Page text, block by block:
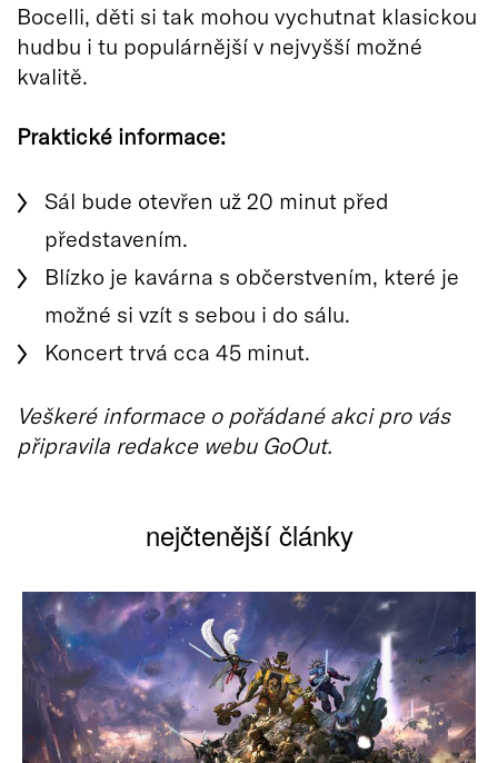
Bocelli, děti si tak mohou vychutnat klasickou
hudbu i tu populárnější v nejvyšší možné
kvalitě.
Praktické informace:
Sál bude otevřen už 20 minut před
představením.
Blízko je kavárna s občerstvením, které je
možné si vzít s sebou i do sálu.
Koncert trvá cca 45 minut.
Veškeré informace o pořádané akci pro vás
připravila redakce webu GoOut.
nejčtenější články